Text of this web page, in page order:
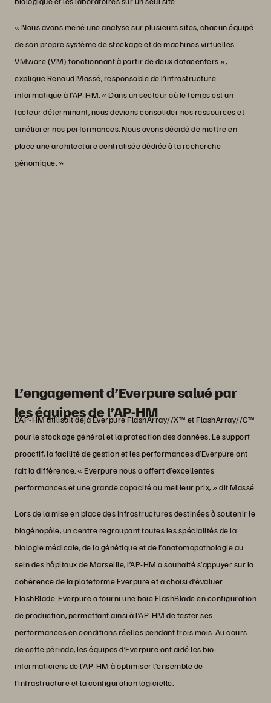
« Nous avons mené une analyse sur plusieurs sites, chacun équipé
de son propre système de stockage et de machines virtuelles
VMware (VM) fonctionnant à partir de deux datacenters »,
explique Renaud Massé, responsable de l’infrastructure
informatique à l’AP-HM. « Dans un secteur où le temps est un
facteur déterminant, nous devions consolider nos ressources et
améliorer nos performances. Nous avons décidé de mettre en
place une architecture centralisée dédiée à la recherche
génomique. »
L’engagement d’Everpure salué par
les équipes de l’AP-HM
L’AP-HM utilisait déjà Everpure FlashArray//X™ et FlashArray//C™
pour le stockage général et la protection des données. Le support
proactif, la facilité de gestion et les performances d’Everpure ont
fait la différence. « Everpure nous a offert d’excellentes
performances et une grande capacité au meilleur prix, » dit Massé.
Lors de la mise en place des infrastructures destinées à soutenir le
biogénopôle, un centre regroupant toutes les spécialités de la
biologie médicale, de la génétique et de l’anatomopathologie au
sein des hôpitaux de Marseille, l’AP-HM a souhaité s’appuyer sur la
cohérence de la plateforme Everpure et a choisi d’évaluer
FlashBlade. Everpure a fourni une baie FlashBlade en configuration
de production, permettant ainsi à l’AP-HM de tester ses
performances en conditions réelles pendant trois mois. Au cours
de cette période, les équipes d’Everpure ont aidé les bio-
informaticiens de l’AP-HM à optimiser l’ensemble de
l’infrastructure et la configuration logicielle.